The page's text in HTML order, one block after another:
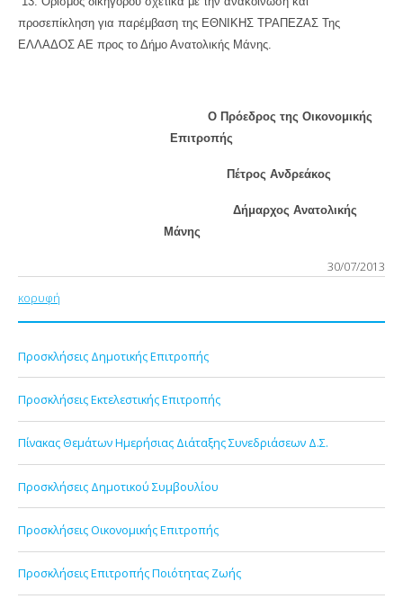
προσεπίκληση για παρέμβαση της ΕΘΝΙΚΗΣ ΤΡΑΠΕΖΑΣ Της
ΕΛΛΑΔΟΣ ΑΕ προς το Δήμο Ανατολικής Μάνης.
Ο Πρόεδρος της Οικονομικής
Επιτροπής
Πέτρος Ανδρεάκος
Δήμαρχος Ανατολικής
Μάνης
30/07/2013
κορυφή
Προσκλήσεις Δημοτικής Επιτροπής
Προσκλήσεις Εκτελεστικής Επιτροπής
Πίνακας Θεμάτων Ημερήσιας Διάταξης Συνεδριάσεων Δ.Σ.
Προσκλήσεις Δημοτικού Συμβουλίου
Προσκλήσεις Οικονομικής Επιτροπής
Προσκλήσεις Επιτροπής Ποιότητας Ζωής